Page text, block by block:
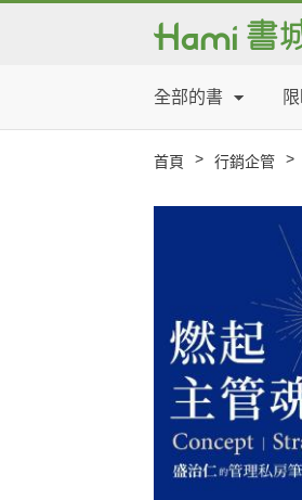
全部的書
首頁 > 行銷企管 >